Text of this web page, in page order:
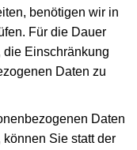
benötigen wir in
Für die Dauer
die Einschränkung
Daten zu
Daten
Sie statt der